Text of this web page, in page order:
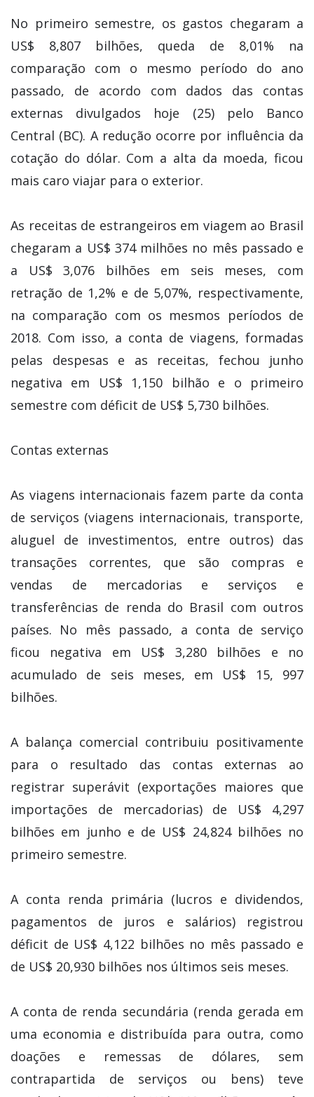
No primeiro semestre, os gastos chegaram a
US$ 8,807 bilhões, queda de 8,01% na
comparação com o mesmo período do ano
passado, de acordo com dados das contas
externas divulgados hoje (25) pelo Banco
Central (BC). A redução ocorre por influência da
cotação do dólar. Com a alta da moeda, ficou
mais caro viajar para o exterior.
As receitas de estrangeiros em viagem ao Brasil
chegaram a US$ 374 milhões no mês passado e
a US$ 3,076 bilhões em seis meses, com
retração de 1,2% e de 5,07%, respectivamente,
na comparação com os mesmos períodos de
2018. Com isso, a conta de viagens, formadas
pelas despesas e as receitas, fechou junho
negativa em US$ 1,150 bilhão e o primeiro
semestre com déficit de US$ 5,730 bilhões.
Contas externas
As viagens internacionais fazem parte da conta
de serviços (viagens internacionais, transporte,
aluguel de investimentos, entre outros) das
transações correntes, que são compras e
vendas de mercadorias e serviços e
transferências de renda do Brasil com outros
países. No mês passado, a conta de serviço
ficou negativa em US$ 3,280 bilhões e no
acumulado de seis meses, em US$ 15, 997
bilhões.
A balança comercial contribuiu positivamente
para o resultado das contas externas ao
registrar superávit (exportações maiores que
importações de mercadorias) de US$ 4,297
bilhões em junho e de US$ 24,824 bilhões no
primeiro semestre.
A conta renda primária (lucros e dividendos,
pagamentos de juros e salários) registrou
déficit de US$ 4,122 bilhões no mês passado e
de US$ 20,930 bilhões nos últimos seis meses.
A conta de renda secundária (renda gerada em
uma economia e distribuída para outra, como
doações e remessas de dólares, sem
contrapartida de serviços ou bens) teve